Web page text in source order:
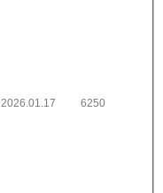
2026.01.17 6250